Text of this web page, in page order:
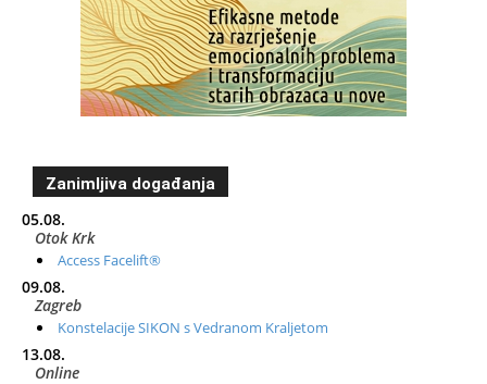
Zanimljiva događanja
05.08.
Otok Krk
Access Facelift®
09.08.
Zagreb
Konstelacije SIKON s Vedranom Kraljetom
13.08.
Online